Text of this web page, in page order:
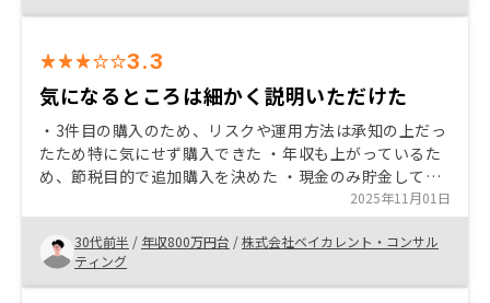
3.3
気になるところは細かく説明いただけた
・3件目の購入のため、リスクや運用方法は承知の上だっ
たため特に気にせず購入できた ・年収も上がっているた
め、節税目的で追加購入を決めた ・現金のみ貯金してい
る方にはリスクも小さく安定運用できるためオススメし
たい ・なぜこの立地なのか、この先どんなメリットが生
まれるか、金額面についても質問したら詳細を教えてい
ただけた ・押し売り感を感じた(前回から担当者が代わっ
た) ・最初から物件候補が限られており最初は購入意欲が
2025年11月01日
30代前半 / 年収800万円台 /株式会社ベイカレント・コンサル
ティング